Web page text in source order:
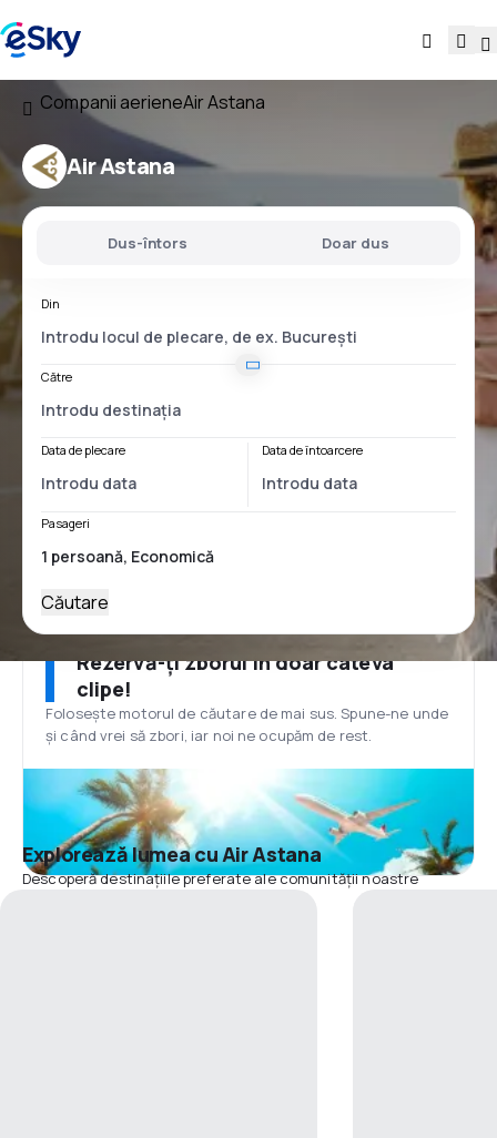
Companii aerieneAir Astana
Air Astana
Dus-întors Doar dus
Din
Către
Data de plecare Data de întoarcere
Pasageri
Căutare
Rezervă-ți zborul în doar câteva
clipe!
Folosește motorul de căutare de mai sus. Spune-ne unde
și când vrei să zbori, iar noi ne ocupăm de rest.
Explorează lumea cu Air Astana
Descoperă destinațiile preferate ale comunității noastre